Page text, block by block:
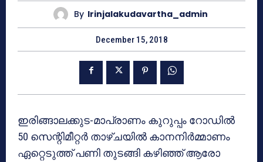
By Irinjalakudavartha_admin
December 15, 2018
ഇരിങ്ങാലക്കുട-മാപ്രാണം കുറുപ്പം റോഡില്‍
50 സെന്റിമീറ്റര്‍ താഴ്ചയില്‍ കാനനിര്‍മ്മാണം
ഏറ്റെടുത്ത് പണി തുടങ്ങി കഴിഞ്ഞ് ആരോ